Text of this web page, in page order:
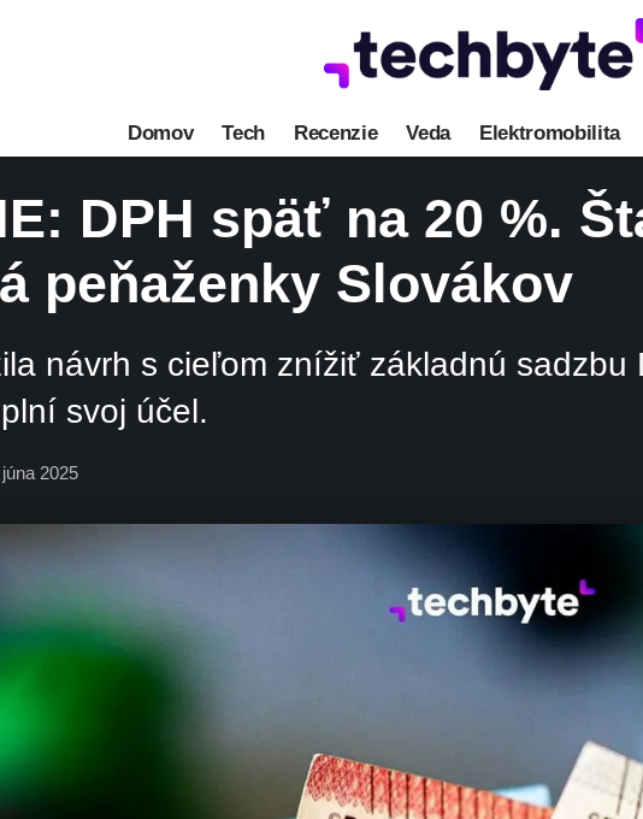
Domov Tech Recenzie Veda Elektromobilita
DPH späť na 20 %.
peňaženky Slovákov
návrh s cieľom znížiť základnú
svoj účel.
2025